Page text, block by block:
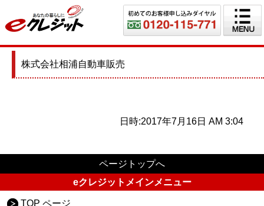
株式会社相浦自動車販売
日時:2017年7月16日 AM 3:04
ページトップへ
eクレジットメインメニュー
TOP ページ